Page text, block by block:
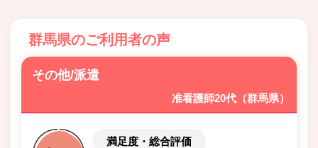
群馬県のご利用者の声
その他/派遣
准看護師20代（群馬県）
満足度・総合評価